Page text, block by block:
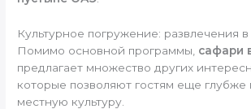
Культурное погружение: развлечения в
Помимо основной программы, сафари
предлагает множество других
которые позволяют гостям еще глубже
местную культуру.